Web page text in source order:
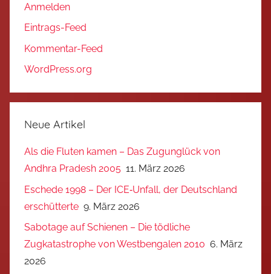
Anmelden
Eintrags-Feed
Kommentar-Feed
WordPress.org
Neue Artikel
Als die Fluten kamen – Das Zugunglück von
Andhra Pradesh 2005 11. März 2026
Eschede 1998 – Der ICE‑Unfall, der Deutschland
erschütterte 9. März 2026
Sabotage auf Schienen – Die tödliche
Zugkatastrophe von Westbengalen 2010 6. März
2026